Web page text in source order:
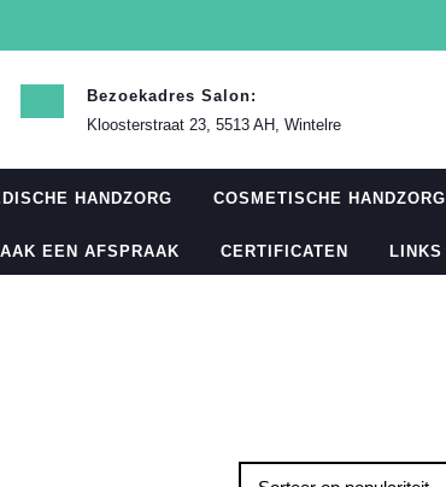
Bezoekadres Salon:
Kloosterstraat 23, 5513 AH, Wintelre
HANDZORG COSMETISCHE HANDZORG
EEN AFSPRAAK CERTIFICATEN LINKS